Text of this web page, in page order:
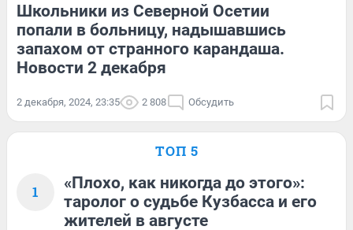
Школьники из Северной Осетии
попали в больницу, надышавшись
запахом от странного карандаша.
Новости 2 декабря
2 декабря, 2024, 23:35 2 808 Обсудить
ТОП 5
1
«Плохо, как никогда до этого»:
таролог о судьбе Кузбасса и его
жителей в августе